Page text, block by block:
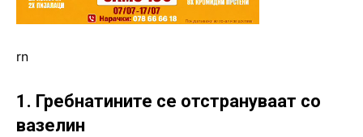
rn
1. Гребнатините се отстрануваат со
вазелин